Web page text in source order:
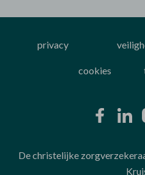
privacy
cookies
De christelijke